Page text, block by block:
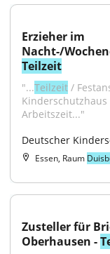
Erzieher im
Teilzeit
"...Teilzeit /
Arbeitszeit..."
Deutscher
Essen, Raum
Zusteller für
Oberhausen -